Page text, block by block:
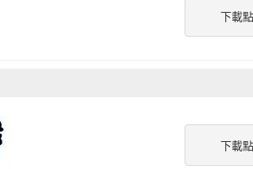
下載點
下載點